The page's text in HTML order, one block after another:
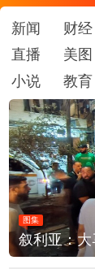
新闻 财经
直播
美图
小说
教育
图集
叙利亚：